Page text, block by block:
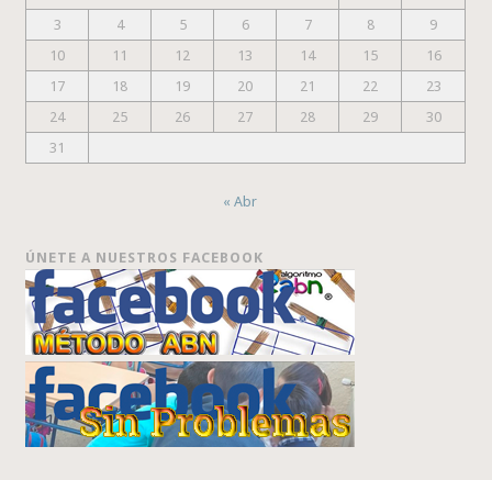
3
4 5 6 7 8
9
10
11 12 13 14 15
16
17
18 19 20 21 22
23
24
25 26 27 28 29
30
31
« Abr
ÚNETE A NUESTROS FACEBOOK